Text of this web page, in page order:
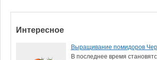
Интересное
Выращивание помидоров
В последнее время